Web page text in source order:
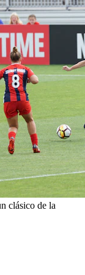
clásico de la